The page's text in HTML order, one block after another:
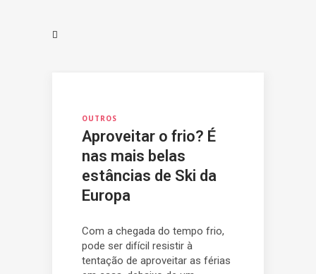
OUTROS
Aproveitar o frio? É
nas mais belas
estâncias de Ski da
Europa
Com a chegada do tempo frio,
pode ser difícil resistir à
tentação de aproveitar as férias